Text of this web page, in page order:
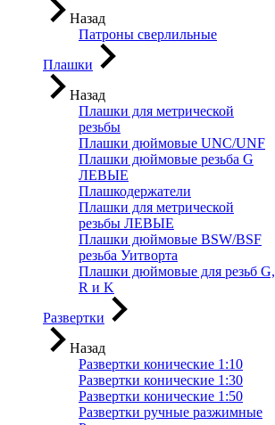
Назад
Патроны сверлильные
Плашки
Назад
Плашки для метрической
резьбы
Плашки дюймовые UNC/UNF
Плашки дюймовые резьба G
ЛЕВЫЕ
Плашкодержатели
Плашки для метрической
резьбы ЛЕВЫЕ
Плашки дюймовые BSW/BSF
резьба Уитворта
Плашки дюймовые для резьб G,
R и K
Развертки
Назад
Развертки конические 1:10
Развертки конические 1:30
Развертки конические 1:50
Развертки ручные разжимные